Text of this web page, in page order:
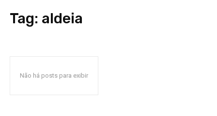
Tag: aldeia
Não há posts para exibir